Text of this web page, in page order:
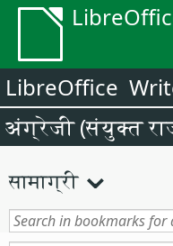
LibreOffice
अंग्रेजी (संयुक्त
सामाग्री